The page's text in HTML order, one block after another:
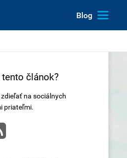
Blog
článok?
na sociálnych
priateľmi.